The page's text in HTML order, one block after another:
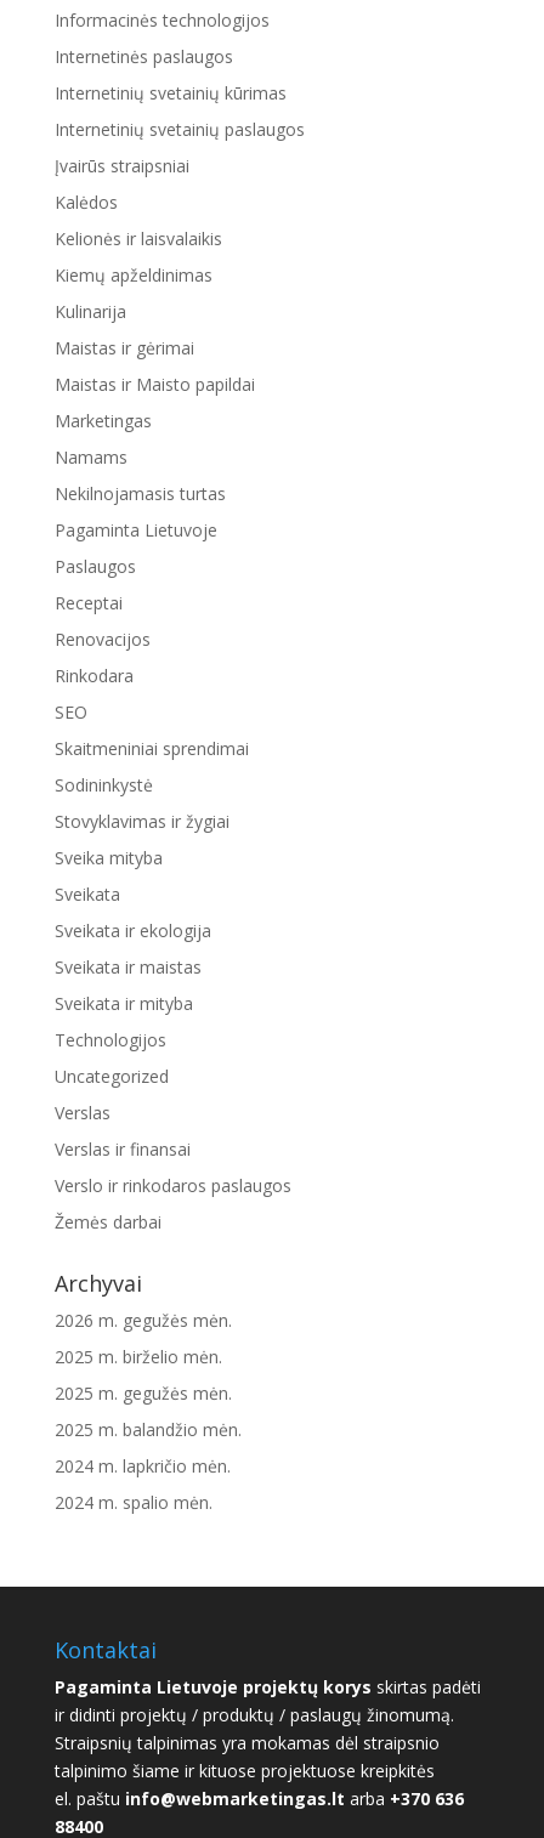
Informacinės technologijos
Internetinės paslaugos
Internetinių svetainių kūrimas
Internetinių svetainių paslaugos
Įvairūs straipsniai
Kalėdos
Kelionės ir laisvalaikis
Kiemų apželdinimas
Kulinarija
Maistas ir gėrimai
Maistas ir Maisto papildai
Marketingas
Namams
Nekilnojamasis turtas
Pagaminta Lietuvoje
Paslaugos
Receptai
Renovacijos
Rinkodara
SEO
Skaitmeniniai sprendimai
Sodininkystė
Stovyklavimas ir žygiai
Sveika mityba
Sveikata
Sveikata ir ekologija
Sveikata ir maistas
Sveikata ir mityba
Technologijos
Uncategorized
Verslas
Verslas ir finansai
Verslo ir rinkodaros paslaugos
Žemės darbai
Archyvai
2026 m. gegužės mėn.
2025 m. birželio mėn.
2025 m. gegužės mėn.
2025 m. balandžio mėn.
2024 m. lapkričio mėn.
2024 m. spalio mėn.
Kontaktai
Pagaminta Lietuvoje projektų korys skirtas padėti
ir didinti projektų / produktų / paslaugų žinomumą.
Straipsnių talpinimas yra mokamas dėl straipsnio
talpinimo šiame ir kituose projektuose kreipkitės
el. paštu info@webmarketingas.lt arba +370 636
88400